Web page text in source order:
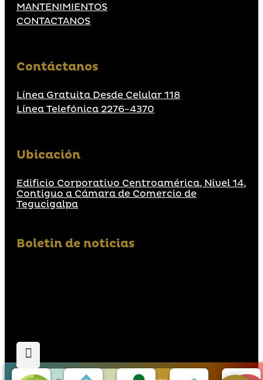
MANTENIMIENTOS
CONTACTANOS
Contáctanos
Línea Gratuita Desde Celular 118
Línea Telefónica 2276-4370
Ubicación
Edificio Corporativo Centroamérica, Nivel 14,
Contiguo a Cámara de Comercio de
Tegucigalpa
Boletin de noticias